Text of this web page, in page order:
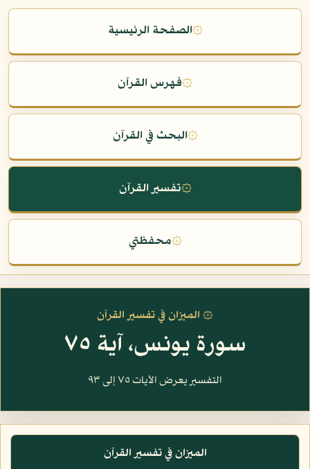
۞الصفحة الرئيسية
۞فهرس القرآن
۞البحث في القرآن
۞تفسير القرآن
۞محفظتي
۞ الميزان في تفسير القرآن
سورة يونس، آية ٧٥
التفسير يعرض الآيات ٧٥ إلى ٩٣
الميزان في تفسير القرآن